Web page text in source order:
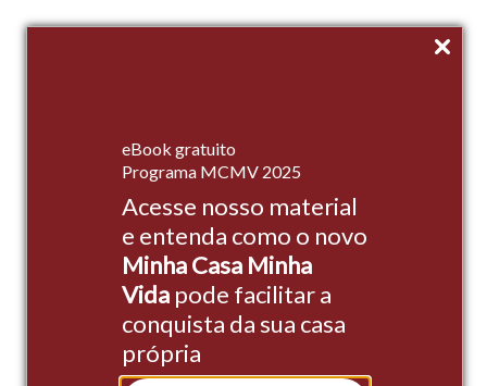
eBook gratuito
Programa MCMV 2025
Acesse nosso material
e entenda como o novo
Minha Casa Minha
Vidapode facilitar a
conquista da sua casa
própria
Empreendimentos
Institucional